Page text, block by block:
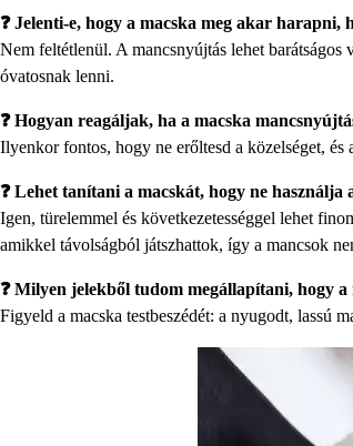
❓ Jelenti-e, hogy a macska meg akar harapni,
Nem feltétlenül. A mancsnyújtás lehet
óvatosnak lenni.
❓ Hogyan reagáljak, ha a macska
Ilyenkor fontos, hogy ne erőltesd a közelséget,
❓ Lehet tanítani a macskát, hogy ne használja
Igen, türelemmel és következetességgel lehet
amikkel távolságból játszhattok, így a mancsok
❓ Milyen jelekből tudom megállapítani, hogy
Figyeld a macska testbeszédét: a nyugodt, lassú